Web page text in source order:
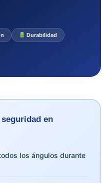
Durabilidad
en
los ángulos durante